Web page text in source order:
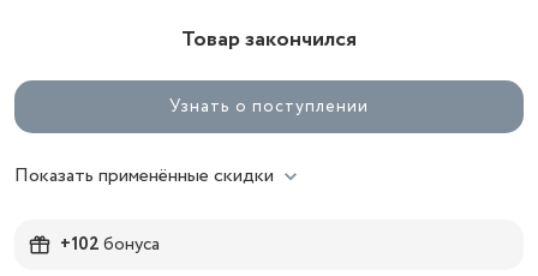
Товар закончился
Узнать о поступлении
Показать применённые скидки
+102бонуса